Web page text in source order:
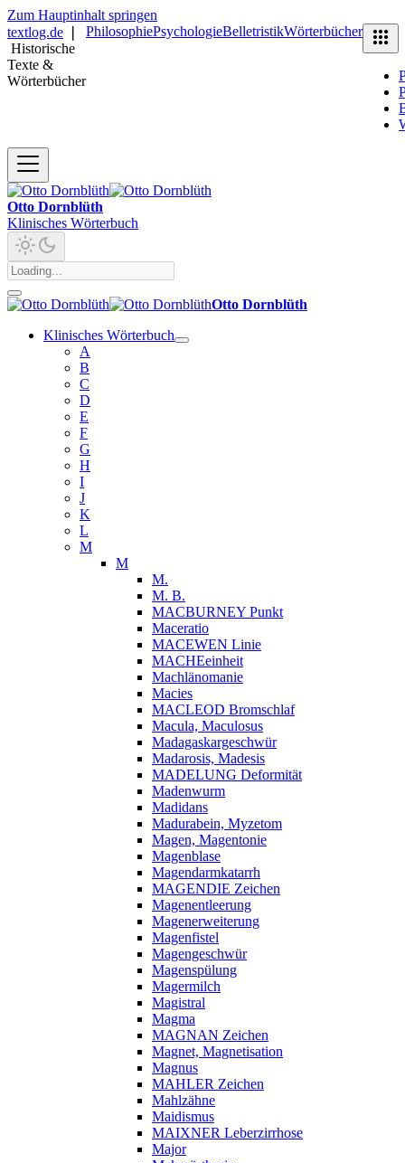
Zum Hauptinhalt springen
textlog.de
Historische
Texte &
Wörterbücher
PhilosophiePsychologieBelletristikWörterbücher
Otto Dornblüth
Klinisches Wörterbuch
Otto Dornblüth
Klinisches Wörterbuch
A
B
C
D
E
F
G
H
I
J
K
L
M
M
M.
M. B.
MACBURNEY Punkt
Maceratio
MACEWEN Linie
MACHEeinheit
Machlänomanie
Macies
MACLEOD Bromschlaf
Macula, Maculosus
Madagaskargeschwür
Madarosis, Madesis
MADELUNG Deformität
Madenwurm
Madidans
Madurabein, Myzetom
Magen, Magentonie
Magenblase
Magendarmkatarrh
MAGENDIE Zeichen
Magenentleerung
Magenerweiterung
Magenfistel
Magengeschwür
Magenspülung
Magermilch
Magistral
Magma
MAGNAN Zeichen
Magnet, Magnetisation
Magnus
MAHLER Zeichen
Mahlzähne
Maidismus
MAIXNER Leberzirrhose
Major